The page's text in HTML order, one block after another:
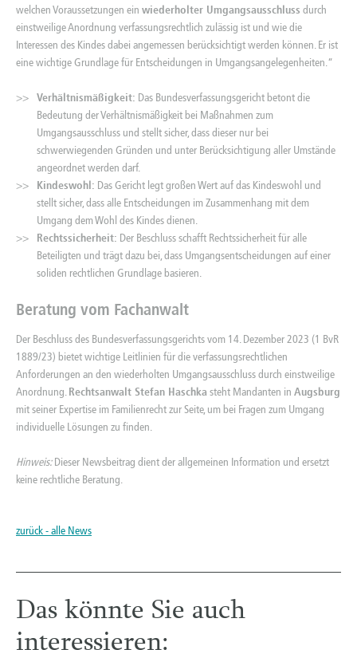
welchen Voraussetzungen ein wiederholter Umgangsausschluss durch
einstweilige Anordnung verfassungsrechtlich zulässig ist und wie die
Interessen des Kindes dabei angemessen berücksichtigt werden können. Er ist
eine wichtige Grundlage für Entscheidungen in Umgangsangelegenheiten.“
Verhältnismäßigkeit: Das Bundesverfassungsgericht betont die
Bedeutung der Verhältnismäßigkeit bei Maßnahmen zum
Umgangsausschluss und stellt sicher, dass dieser nur bei
schwerwiegenden Gründen und unter Berücksichtigung aller Umstände
angeordnet werden darf.
Kindeswohl: Das Gericht legt großen Wert auf das Kindeswohl und
stellt sicher, dass alle Entscheidungen im Zusammenhang mit dem
Umgang dem Wohl des Kindes dienen.
Rechtssicherheit: Der Beschluss schafft Rechtssicherheit für alle
Beteiligten und trägt dazu bei, dass Umgangsentscheidungen auf einer
soliden rechtlichen Grundlage basieren.
Beratung vom Fachanwalt
Der Beschluss des Bundesverfassungsgerichts vom 14. Dezember 2023 (1 BvR
1889/23) bietet wichtige Leitlinien für die verfassungsrechtlichen
Anforderungen an den wiederholten Umgangsausschluss durch einstweilige
Anordnung.Rechtsanwalt Stefan Haschka steht Mandanten in Augsburg
mit seiner Expertise im Familienrecht zur Seite, um bei Fragen zum Umgang
individuelle Lösungen zu finden.
Hinweis:Dieser Newsbeitrag dient der allgemeinen Information und ersetzt
keine rechtliche Beratung.
zurück - alle News
Das könnte Sie auch
interessieren: